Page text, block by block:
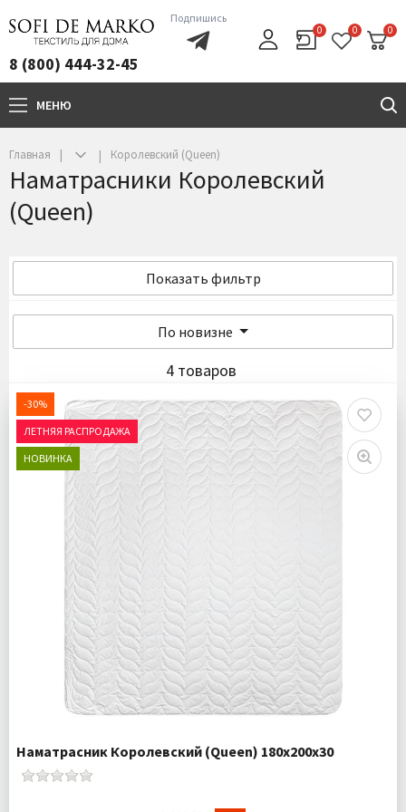
8 (800) 444-32-45
Подпишись
0 0 0
МЕНЮ
Главная Королевский (Queen)
Наматрасники Королевский
(Queen)
Показать фильтр
По новизне
4 товаров
-30%
ЛЕТНЯЯ РАСПРОДАЖА
НОВИНКА
Наматрасник Королевский (Queen) 180х200х30